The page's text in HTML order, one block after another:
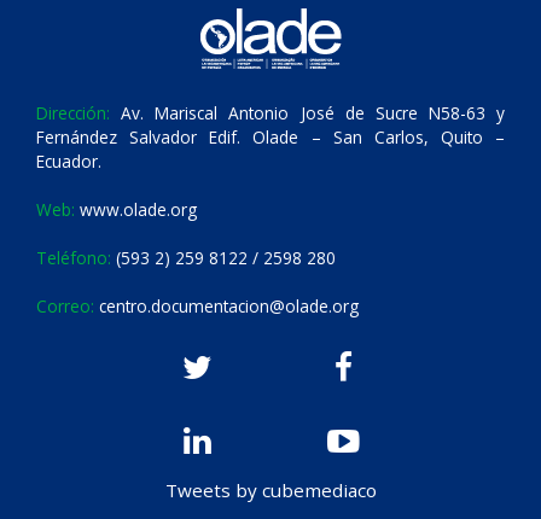
Dirección: Av. Mariscal Antonio José de Sucre N58-63 y
Fernández Salvador Edif. Olade – San Carlos, Quito –
Ecuador.
Web: www.olade.org
Teléfono: (593 2) 259 8122 / 2598 280
Correo: centro.documentacion@olade.org
Tweets by cubemediaco